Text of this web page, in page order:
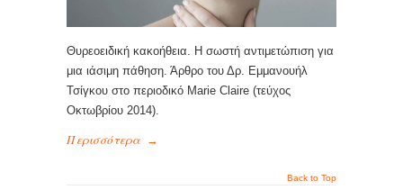
Θυρεοειδική κακοήθεια. Η σωστή αντιμετώπιση για
μια ιάσιμη πάθηση. Άρθρο του Δρ. Εμμανουήλ
Τσίγκου στο περιοδικό Marie Claire (τεύχος
Οκτωβρίου 2014).
Περισσότερα →
Back to Top